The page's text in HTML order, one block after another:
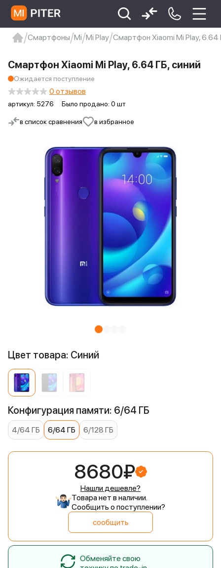
Xiaomi 9 про
xiaomi redmi 12c
Смартфоны Mi Mi Play Смартфон Xiaomi Mi Play, 6.64
в список сравнения в избранное
Смартфон Xiaomi Mi Play, 6.64 ГБ, синий
Ожидается поступление
артикул: 5276 Было продано: 0 шт
0 отзывов
Цвет товара: Синий
Конфигурация памяти: 6/64 ГБ
4/64 ГБ 6/64 ГБ 6/128 ГБ
8680₽
Нашли дешевле?
Товара нет в наличии.
Сообщить о поступлении?
сообщить
Обменяйте свою